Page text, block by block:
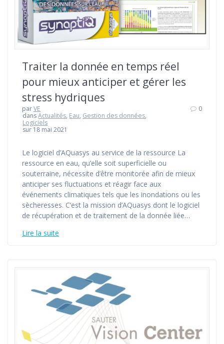
Traiter la donnée en temps réel
pour mieux anticiper et gérer les
stress hydriques
parVE
dansActualités, Eau, Gestion des données,
Logiciels
sur 18 mai 2021
0
Le logiciel d’AQuasys au service de la ressource La
ressource en eau, qu’elle soit superficielle ou
souterraine, nécessite d’être monitorée afin de mieux
anticiper ses fluctuations et réagir face aux
événements climatiques tels que les inondations ou les
sècheresses. C’est la mission d’AQuasys dont le logiciel
de récupération et de traitement de la donnée liée…
Lire la suite